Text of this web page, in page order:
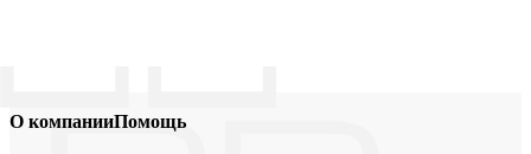
О компанииПомощь